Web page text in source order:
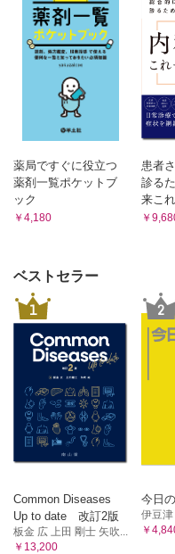
Question 30 狭心症の薬
Question 31 リン吸着薬（
なぜ？
Question 32 前立腺肥大
Question 33 脂質異常症
で、何に注意するの？
Question 34 認知症治療
Question 35 うつ病の治
関係があるの？
Question 37 痛風を抑制す
Question 38 漢方薬を服用
すか？
Question 34 インスリ
Question 35 食後30分
を食後10分過ぎてのん
Question 36 食間って
の？
Question 37 空腹時の
時はないんだけどいつ
Question 38 発作や症
いう薬でいつ服用する
Question 1 薬が受容体
Question 3 睡眠薬を飲
Question 4 薬ののみ合
Question 5 パーキンソ
だけど大丈夫？
Question 6 食直前にの
食後じゃダメなの？
Question 7 食直前にの
なぜ？
Question 8 食事とのむ
るのは、なぜ？
Question 9 糖尿病治療
Question 10 糖尿病治
のは、なぜ？
Question 11 手術の数日
薬局ですぐに役立つ
薬剤一覧ポケットブ
ック
￥4,180
患者
診る
来こ
￥
ベストセラー
1
Common Diseases
Up to date 改訂2版
板金 広 上田 剛士 矢吹...
￥13,200
2
今日
伊豆津
￥